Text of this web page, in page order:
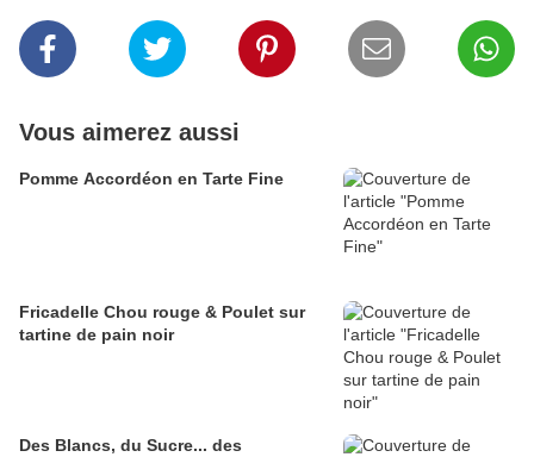
Vous aimerez aussi
Pomme Accordéon en Tarte Fine
Fricadelle Chou rouge & Poulet sur
tartine de pain noir
Des Blancs, du Sucre... des